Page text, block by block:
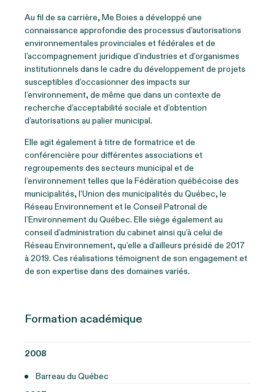
Au fil de sa carrière, Me Boies a développé une
connaissance approfondie des processus d’autorisations
environnementales provinciales et fédérales et de
l’accompagnement juridique d’industries et d’organismes
institutionnels dans le cadre du développement de projets
susceptibles d’occasionner des impacts sur
l’environnement, de même que dans un contexte de
recherche d’acceptabilité sociale et d’obtention
d’autorisations au palier municipal.
Elle agit également à titre de formatrice et de
conférencière pour différentes associations et
regroupements des secteurs municipal et de
l’environnement telles que la Fédération québécoise des
municipalités, l’Union des municipalités du Québec, le
Réseau Environnement et le Conseil Patronal de
l’Environnement du Québec. Elle siège également au
conseil d’administration du cabinet ainsi qu’à celui de
Réseau Environnement, qu’elle a d’ailleurs présidé de 2017
à 2019. Ces réalisations témoignent de son engagement et
de son expertise dans des domaines variés.
Formation académique
2008
Barreau du Québec